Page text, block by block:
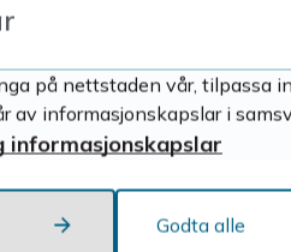
du det du leita etter?
på nettstaden vår, tilpassa
informasjonskapslar i
informasjonskapslar
Godta alle